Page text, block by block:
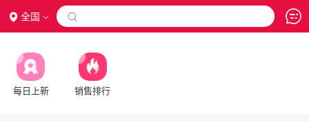
全国 
每日上新 销售排行